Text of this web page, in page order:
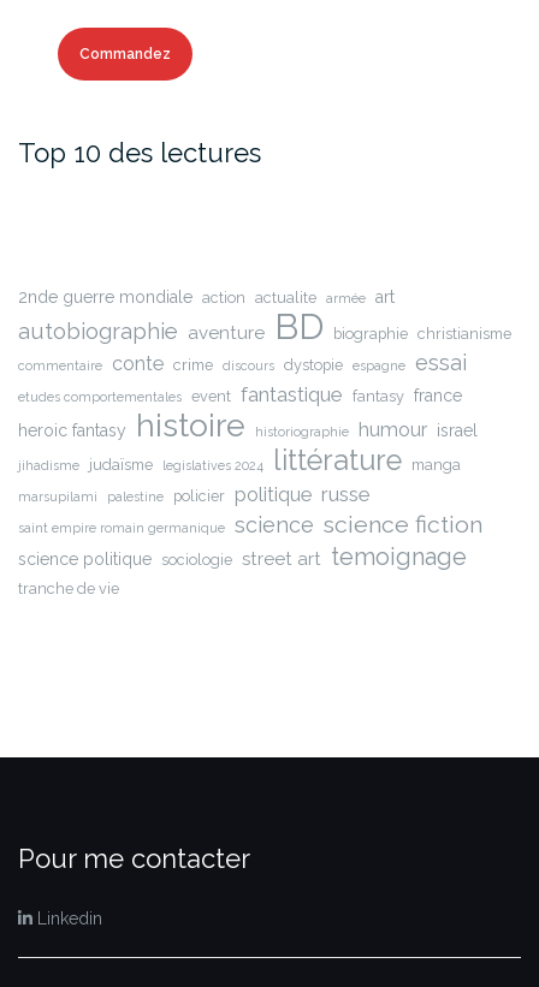
Commandez
Top 10 des lectures
2nde guerre mondiale action actualite armée art
autobiographie aventure BD biographie christianisme
commentaire conte crime discours dystopie espagne essai
etudes comportementales event fantastique fantasy france
heroic fantasy
histoire historiographie humour israel
jihadisme judaïsme legislatives 2024 littérature manga
marsupilami palestine policier politique russe
saint empire romain germanique science science fiction
science politique sociologie street art temoignage
tranche de vie
Pour me contacter
Linkedin